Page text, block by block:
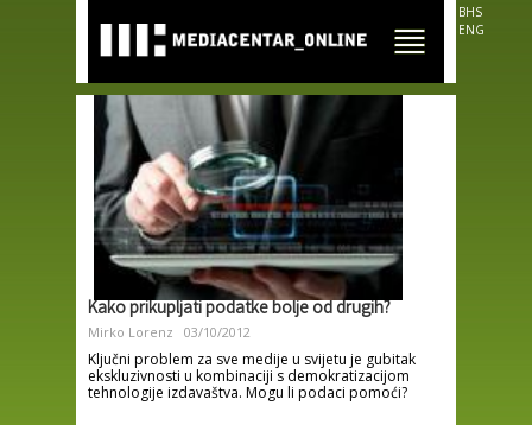
main
content
BHS
ENG
Kako prikupljati podatke bolje od drugih?
Mirko Lorenz 03/10/2012
Ključni problem za sve medije u svijetu je gubitak
ekskluzivnosti u kombinaciji s demokratizacijom
tehnologije izdavaštva. Mogu li podaci pomoći?